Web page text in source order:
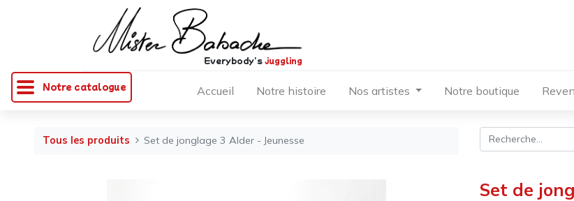
Notre catalogue
Everybody'sjuggling
Accueil Notre histoire Nos artistes Notre boutique
Tous les produits Set de jonglage 3 Alder - Jeunesse
Set de